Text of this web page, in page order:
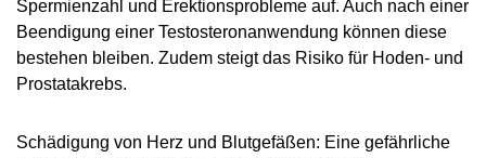
Spermienzahl und Erektionsprobleme auf. Auch nach einer
Beendigung einer Testosteronanwendung können diese
bestehen bleiben. Zudem steigt das Risiko für Hoden- und
Prostatakrebs.
Schädigung von Herz und Blutgefäßen: Eine gefährliche